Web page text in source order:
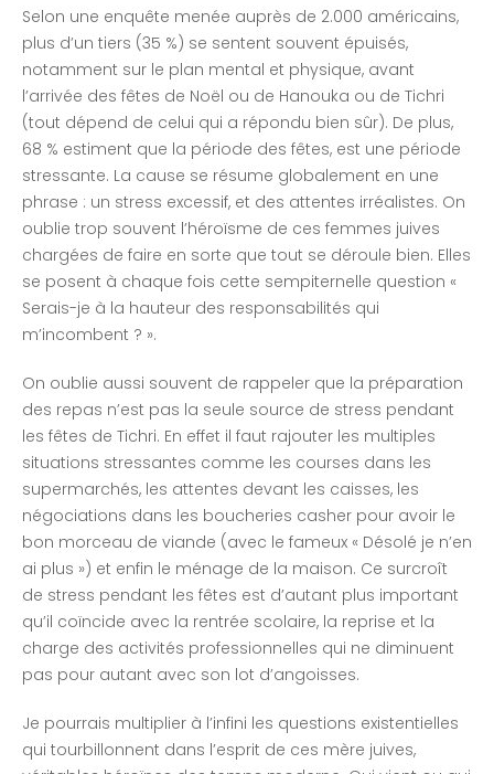
Selon une enquête menée auprès de 2.000 américains,
plus d’un tiers (35 %) se sentent souvent épuisés,
notamment sur le plan mental et physique, avant
l’arrivée des fêtes de Noël ou de Hanouka ou de Tichri
(tout dépend de celui qui a répondu bien sûr). De plus,
68 % estiment que la période des fêtes, est une période
stressante. La cause se résume globalement en une
phrase : un stress excessif, et des attentes irréalistes. On
oublie trop souvent l’héroïsme de ces femmes juives
chargées de faire en sorte que tout se déroule bien. Elles
se posent à chaque fois cette sempiternelle question «
Serais-je à la hauteur des responsabilités qui
m’incombent ? ».
On oublie aussi souvent de rappeler que la préparation
des repas n’est pas la seule source de stress pendant
les fêtes de Tichri. En effet il faut rajouter les multiples
situations stressantes comme les courses dans les
supermarchés, les attentes devant les caisses, les
négociations dans les boucheries casher pour avoir le
bon morceau de viande (avec le fameux « Désolé je n’en
ai plus ») et enfin le ménage de la maison. Ce surcroît
de stress pendant les fêtes est d’autant plus important
qu’il coïncide avec la rentrée scolaire, la reprise et la
charge des activités professionnelles qui ne diminuent
pas pour autant avec son lot d’angoisses.
Je pourrais multiplier à l’infini les questions existentielles
qui tourbillonnent dans l’esprit de ces mère juives,